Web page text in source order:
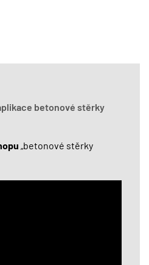
betonové stěrky
„betonové stěrky